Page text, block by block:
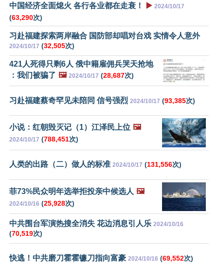
中国经济全面熄火 各行各业都在走衰！ ▶️ 2024/10/17
(63,290次)
习赴福建探索两岸融合 国防部却唱对台戏 实情令人意外
2024/10/17 (32,505次)
421人死得只剩6人 俄中籍雇佣兵哭天抢地
：我们被骗了 🖼️ 2024/10/17 (28,687次)
习赴福建蔡奇罕见未陪同 信号强烈 2024/10/17 (93,385次)
小说：红朝毁灭记（1）江泽民上位 🖼️
2024/10/17 (788,451次)
人类的出路（二）做人的标准 2024/10/17 (131,556次)
菲73%民众明年选举拒投亲中候选人 🖼️
2024/10/16 (25,928次)
中共围台军演热搜全消失 花边消息引人乐 2024/10/16
(70,519次)
快逃！中共磨刀霍霍镰刀指向富豪 2024/10/16 (69,552次)